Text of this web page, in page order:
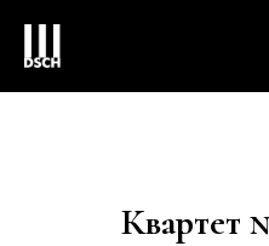
Квартет